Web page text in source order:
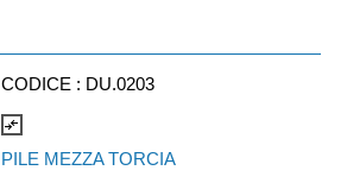
I categoria, solo per rischi minimi ai
sensi del Reg. UE 2016/425.
CODICE : DU.0203
compare_arrows
PILE MEZZA TORCIA